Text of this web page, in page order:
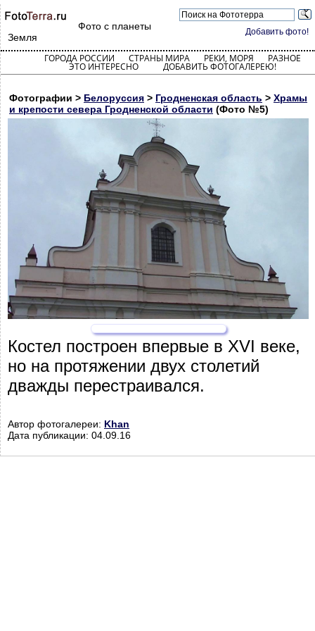
Добавить фото!
Фото с планеты
Земля
ГОРОДА РОССИИ СТРАНЫ МИРА РЕКИ, МОРЯ РАЗНОЕ
ЭТО ИНТЕРЕСНО ДОБАВИТЬ ФОТОГАЛЕРЕЮ!
Фотографии > Белоруссия > Гродненская область > Храмы
и крепости севера Гродненской области (Фото №5)
Костел построен впервые в XVI веке,
но на протяжении двух столетий
дважды перестраивался.
Автор фотогалереи: Khan
Дата публикации: 04.09.16